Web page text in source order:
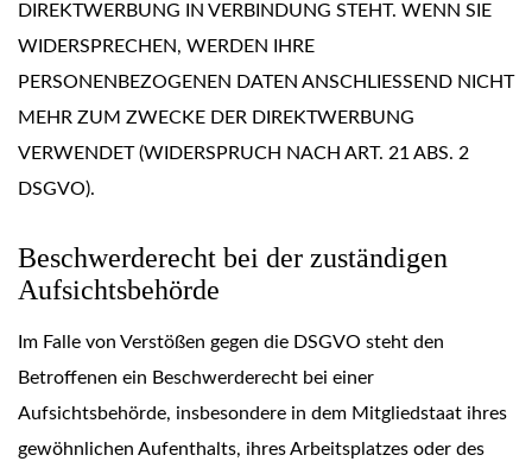
DIREKTWERBUNG IN VERBINDUNG STEHT. WENN SIE
WIDERSPRECHEN, WERDEN IHRE
PERSONENBEZOGENEN DATEN ANSCHLIESSEND NICHT
MEHR ZUM ZWECKE DER DIREKTWERBUNG
VERWENDET (WIDERSPRUCH NACH ART. 21 ABS. 2
DSGVO).
Beschwerde­recht bei der zuständigen
Aufsichts­behörde
Im Falle von Verstößen gegen die DSGVO steht den
Betroffenen ein Beschwerderecht bei einer
Aufsichtsbehörde, insbesondere in dem Mitgliedstaat ihres
gewöhnlichen Aufenthalts, ihres Arbeitsplatzes oder des